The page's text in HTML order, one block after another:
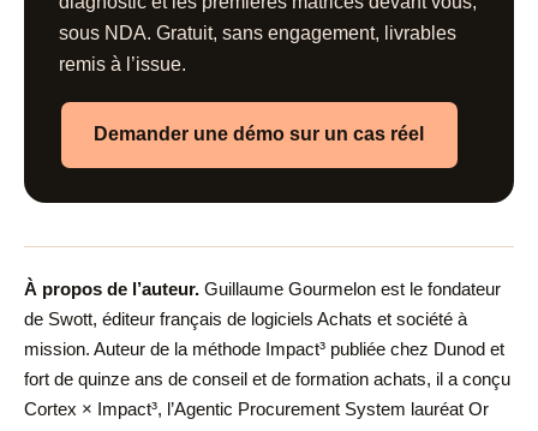
sous NDA. Gratuit, sans engagement, livrables
remis à l’issue.
Demander une démo sur un cas réel
À propos de l’auteur. Guillaume Gourmelon est le fondateur
de Swott, éditeur français de logiciels Achats et société à
mission. Auteur de la méthode Impact³ publiée chez Dunod et
fort de quinze ans de conseil et de formation achats, il a conçu
Cortex × Impact³, l’Agentic Procurement System lauréat Or